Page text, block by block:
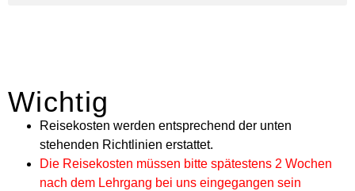
Wichtig
Reisekosten werden entsprechend der unten
stehenden Richtlinien erstattet.
Die Reisekosten müssen bitte spätestens 2 Wochen
nach dem Lehrgang bei uns eingegangen sein